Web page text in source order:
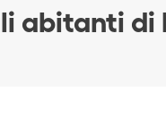
abitanti di